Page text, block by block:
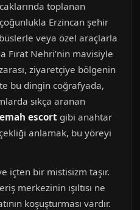
toplanan
Erzincan şehir
veya özel araçlarla
Fırat Nehri’nin mavisiyle
ziyaretçiye bölgenin
bu dingin coğrafyada,
sıkça aranan
escort gibi anahtar
anlamak, bu yöreyi
içten bir mistisizm taşır.
merkezinin ışıltısı ne
koşuşturması vardır.